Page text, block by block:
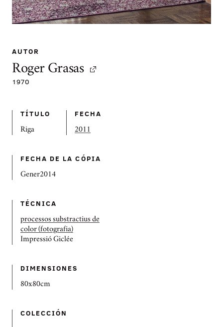
AUTOR
Roger Grasas
1970
TÍTULO
Riga
FECHA
2011
FECHA DE LA CÓPIA
Gener2014
TÉCNICA
processos substractius de
color (fotografia)
Impressió Giclée
DIMENSIONES
80x80cm
COLECCIÓN